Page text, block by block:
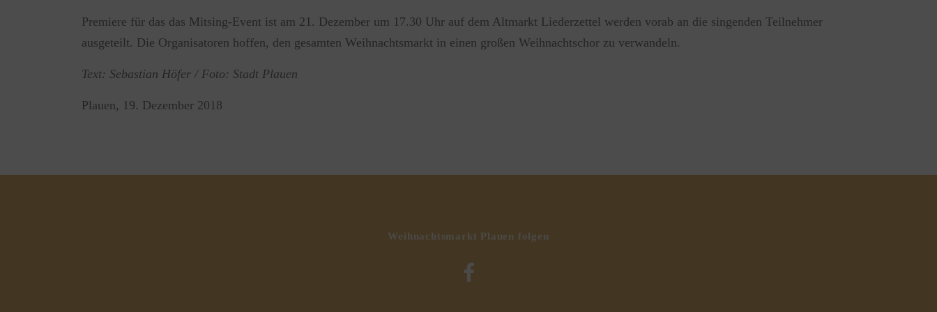
Premiere für das das Mitsing-Event ist am 21. Dezember um 17.30 Uhr auf dem Altmarkt Liederzettel werden vorab an die singenden Teilnehmer
ausgeteilt. Die Organisatoren hoffen, den gesamten Weihnachtsmarkt in einen großen Weihnachtschor zu verwandeln.
Text: Sebastian Höfer / Foto: Stadt Plauen
Plauen, 19. Dezember 2018
Weihnachtsmarkt Plauen folgen